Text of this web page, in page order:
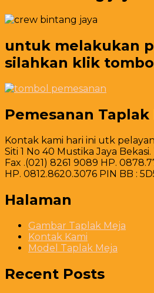
untuk melakukan
silahkan klik
Pemesanan Taplak
Kontak kami hari ini utk
Siti 1 No 40 Mustika Jaya
Fax .(021) 8261 9089 HP.
HP. 0812.8620.3076 PIN BB :
Halaman
Gambar Taplak Meja
Kontak Kami
Model Taplak Meja
Recent Posts